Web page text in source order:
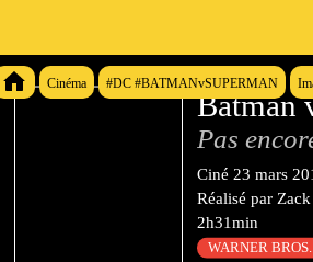
Cinéma #DC #BATMANvSUPERMAN
Batman
Pas
Ciné 23 mars
Réalisé par
2h31min
WARNER